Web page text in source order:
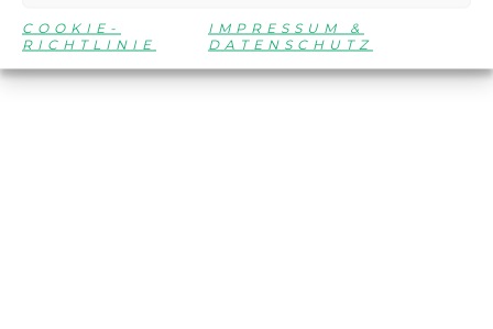
COOKIE-
RICHTLINIE
IMPRESSUM &
DATENSCHUTZ